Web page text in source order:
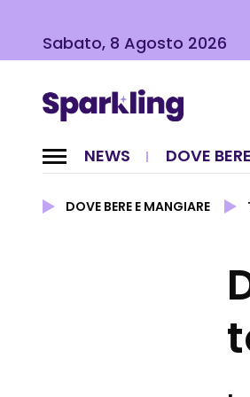
Sabato, 8 Agosto 2026
NEWS DOVE
DOVE BERE E MANGIARE